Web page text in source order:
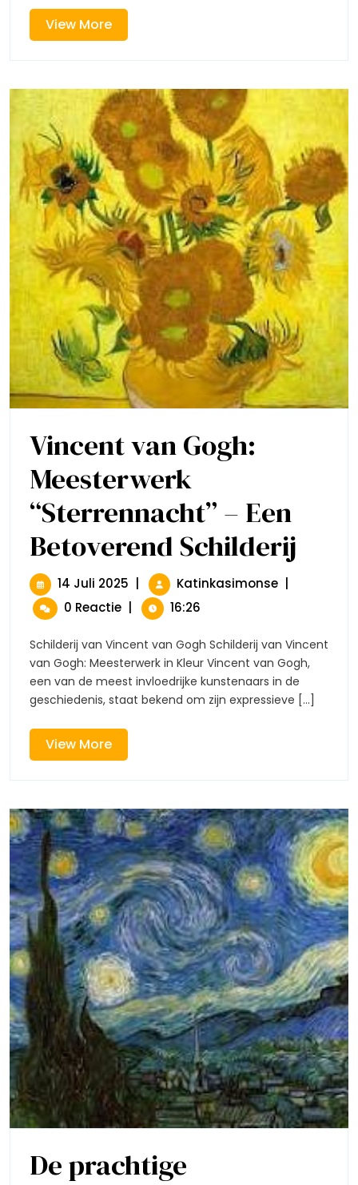
View MoreView
More
Vincent van Gogh:
Meesterwerk
“Sterrennacht” – Een
Betoverend Schilderij
Schilderij
14 Juli 2025 14
Juli
2025
| KatinkasimonseVincent
–
Een
Betoverend
|
0 Reactie | 16:26
Schilderij van Vincent van Gogh Schilderij van Vincent
van Gogh: Meesterwerk in Kleur Vincent van Gogh,
een van de meest invloedrijke kunstenaars in de
geschiedenis, staat bekend om zijn expressieve [...]
View MoreView
More
De prachtige